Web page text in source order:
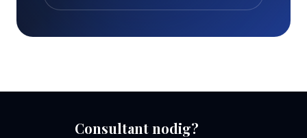
Consultant nodig?